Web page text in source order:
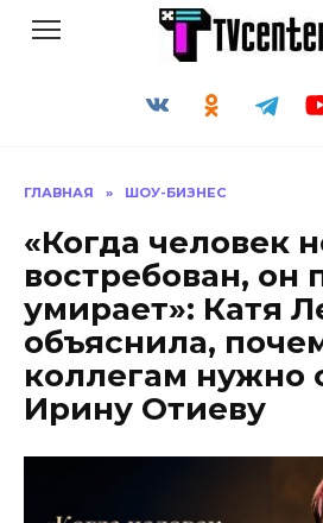
ГЛАВНАЯ » ШОУ-БИЗНЕС
«Когда человек
востребован, он
умирает»: Катя
объяснила,
коллегам нужно
Ирину Отиеву